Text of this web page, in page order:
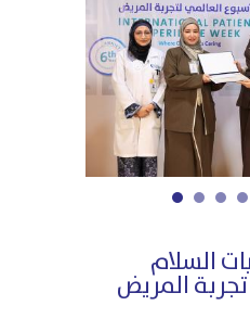
1 2 3 4
السلام
المريض